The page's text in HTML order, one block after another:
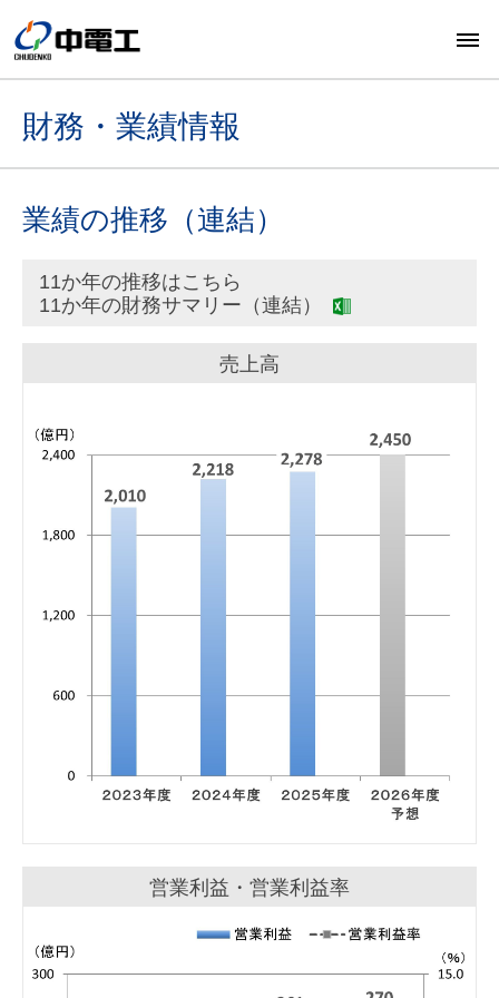
財務・業績情報
業績の推移（連結）
11か年の推移はこちら
11か年の財務サマリー（連結）
売上高
営業利益・営業利益率